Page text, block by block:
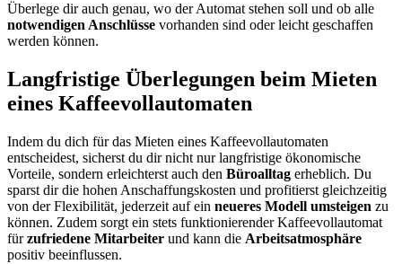
Überlege dir auch genau, wo der Automat stehen soll und ob alle
notwendigen Anschlüsse vorhanden sind oder leicht geschaffen
werden können.
Langfristige Überlegungen beim Mieten
eines Kaffeevollautomaten
Indem du dich für das Mieten eines Kaffeevollautomaten
entscheidest, sicherst du dir nicht nur langfristige ökonomische
Vorteile, sondern erleichterst auch den Büroalltag erheblich. Du
sparst dir die hohen Anschaffungskosten und profitierst gleichzeitig
von der Flexibilität, jederzeit auf ein neueres Modell umsteigen zu
können. Zudem sorgt ein stets funktionierender Kaffeevollautomat
fürzufriedene Mitarbeiter und kann die Arbeitsatmosphäre
positiv beeinflussen.